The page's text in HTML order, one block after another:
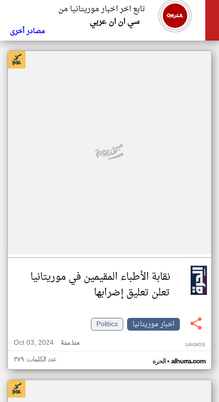
تابع اخر اخبار موريتانيا من
سي ان ان عربي
مصادر أخرى
نقابة الأطباء المقيمين في موريتانيا
تعلن تعليق إضرابها
اخبار موريتانيا
Politics
Oct 03, 2024
منذ سنة UA49OS
الحرة• alhurra.com عدد الكلمات: ٣٧٩